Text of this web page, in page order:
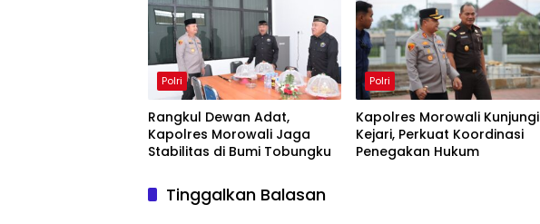
Polri
Rangkul Dewan Adat,
Kapolres Morowali Jaga
Stabilitas di Bumi Tobungku
Polri
Kapolres Morowali Kunjungi
Kejari, Perkuat Koordinasi
Penegakan Hukum
Tinggalkan Balasan